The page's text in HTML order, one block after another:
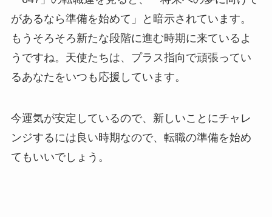
があるなら準備を始めて」と暗示されています。
もうそろそろ新たな段階に進む時期に来ているよ
うですね。天使たちは、プラス指向で頑張ってい
るあなたをいつも応援しています。
今運気が安定しているので、新しいことにチャレ
ンジするには良い時期なので、転職の準備を始め
てもいいでしょう。